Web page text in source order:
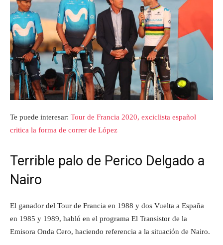
Te puede interesar: Tour de Francia 2020, exciclista español
critica la forma de correr de López
Terrible palo de Perico Delgado a
Nairo
El ganador del Tour de Francia en 1988 y dos Vuelta a España
en 1985 y 1989, habló en el programa El Transistor de la
Emisora Onda Cero, haciendo referencia a la situación de Nairo.